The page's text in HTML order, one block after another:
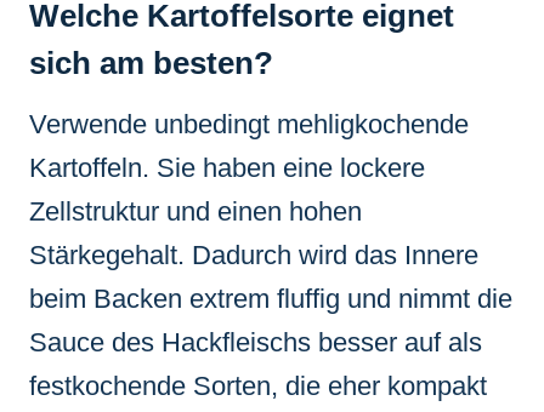
Welche Kartoffelsorte eignet
sich am besten?
Verwende unbedingt mehligkochende
Kartoffeln. Sie haben eine lockere
Zellstruktur und einen hohen
Stärkegehalt. Dadurch wird das Innere
beim Backen extrem fluffig und nimmt die
Sauce des Hackfleischs besser auf als
festkochende Sorten, die eher kompakt